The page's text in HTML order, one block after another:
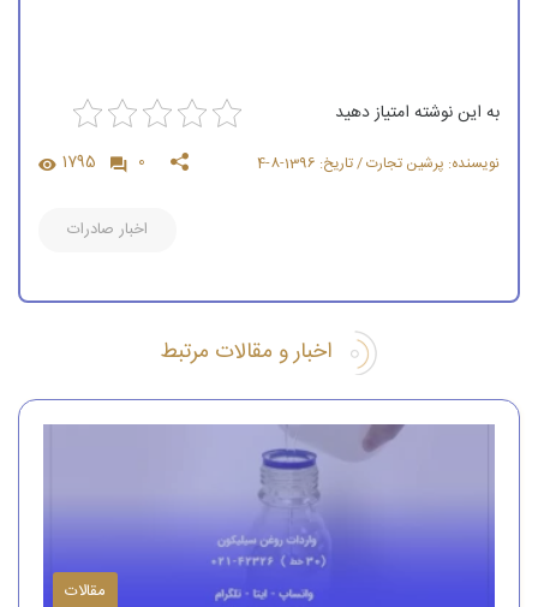
به این نوشته امتیاز دهید
نویسنده: پرشین تجارت / تاریخ: 1396-8-4 0
1795
اخبار صادرات
اخبار و مقالات مرتبط
مقالات